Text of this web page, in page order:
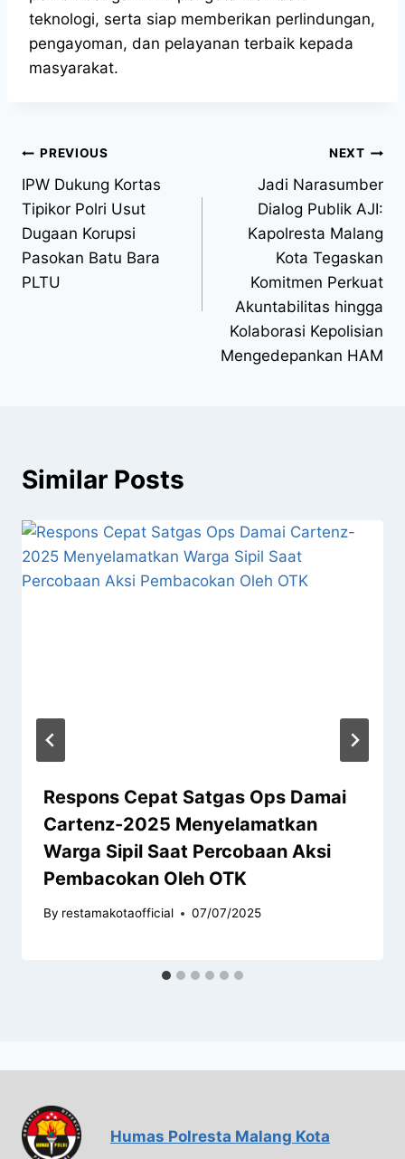
teknologi, serta siap memberikan perlindungan,
pengayoman, dan pelayanan terbaik kepada
masyarakat.
PREVIOUS
IPW Dukung Kortas
Tipikor Polri Usut
Dugaan Korupsi
Pasokan Batu Bara
PLTU
NEXT
Jadi Narasumber
Dialog Publik AJI:
Kapolresta Malang
Kota Tegaskan
Komitmen Perkuat
Akuntabilitas hingga
Kolaborasi Kepolisian
Mengedepankan HAM
Similar Posts
Respons Cepat Satgas Ops Damai
Cartenz-2025 Menyelamatkan
Warga Sipil Saat Percobaan Aksi
Pembacokan Oleh OTK
By restamakotaofficial 07/07/2025
Humas Polresta Malang Kota